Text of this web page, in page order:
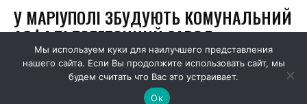
Мы используем куки для наилучшего представления
нашего сайта. Если Вы продолжите использовать сайт, мы
будем считать что Вас это устраивает.
Ок